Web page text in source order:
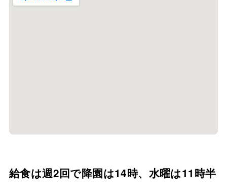
給食は週2回で降園は14時、水曜は11時半